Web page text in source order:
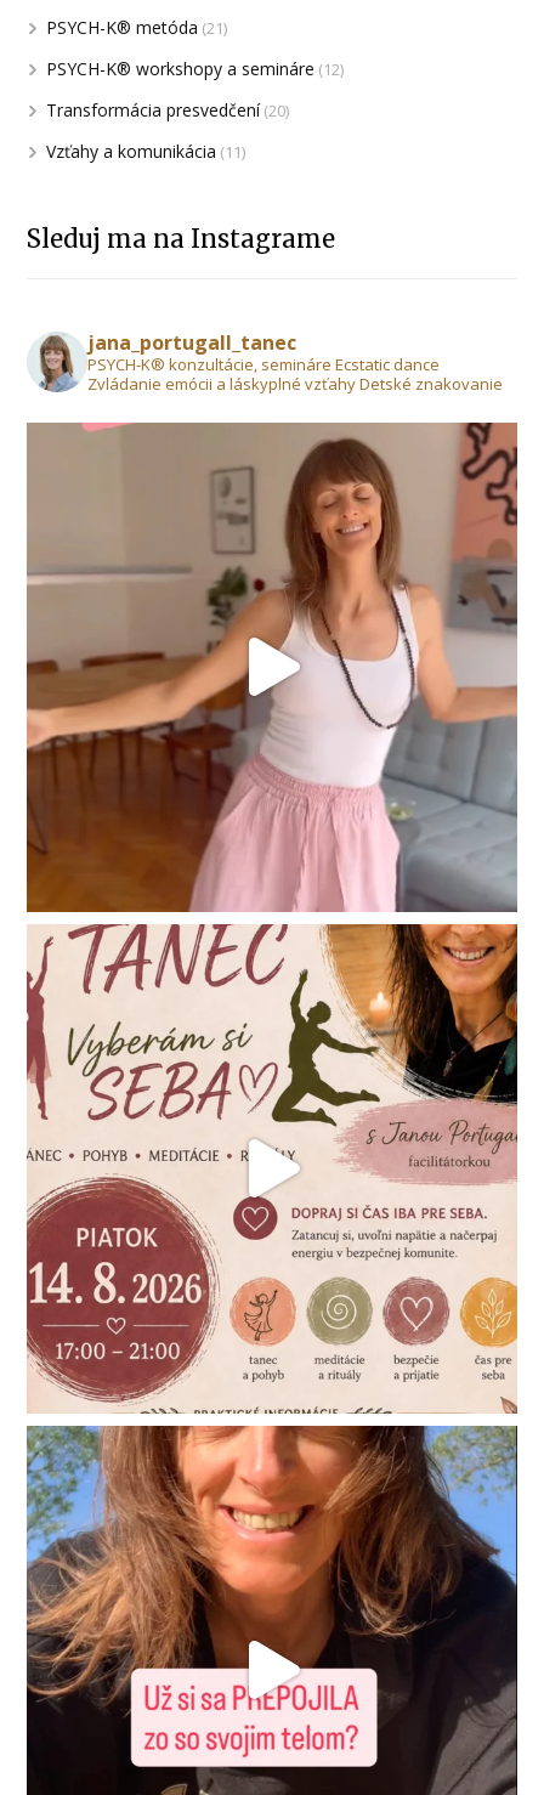
PSYCH-K® metóda (21)
PSYCH-K® workshopy a semináre (12)
Transformácia presvedčení(20)
Vzťahy a komunikácia (11)
Sleduj ma na Instagrame
jana_portugall_tanec
PSYCH-K® konzultácie, semináre Ecstatic dance
Zvládanie emócii a láskyplné vzťahy Detské znakovanie